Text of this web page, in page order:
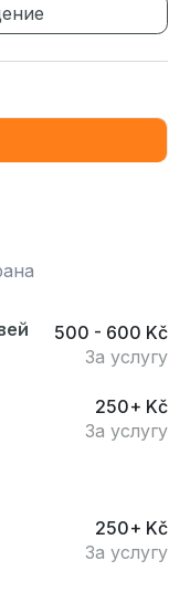
500 - 600 Kč
За услугу
250+ Kč
За услугу
250+ Kč
За услугу